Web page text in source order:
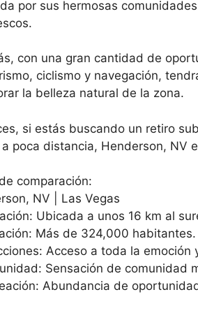
por sus hermosas
con una gran cantidad de
ciclismo y navegación,
la belleza natural de la zona.
si estás buscando un retiro
a poca distancia, Henderson, NV
comparación:
NV | Las Vegas
Ubicada a unos 16 km al
Más de 324,000 habitantes.
Acceso a toda la
Sensación de comunidad
Abundancia de